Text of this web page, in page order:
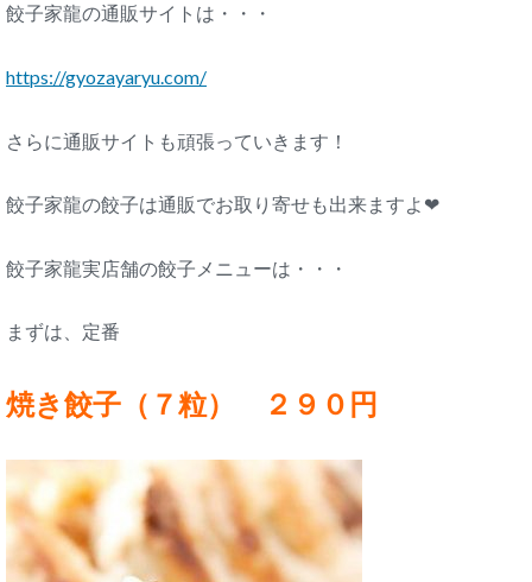
餃子家龍の通販サイトは・・・
https://gyozayaryu.com/
さらに通販サイトも頑張っていきます！
餃子家龍の餃子は通販でお取り寄せも出来ますよ❤
餃子家龍実店舗の餃子メニューは・・・
まずは、定番
焼き餃子（７粒） ２９０円